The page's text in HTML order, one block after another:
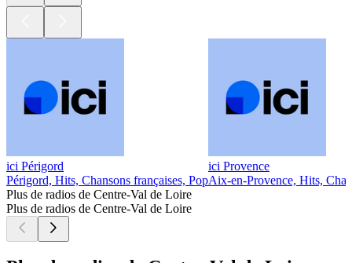
ici Périgord
Périgord, Hits, Chansons françaises, Pop
ici Provence
Aix-en-Provence, Hits,
Plus de radios de Centre-Val de Loire
Plus de radios de Centre-Val de Loire